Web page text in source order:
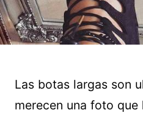
Las botas largas son
merecen una foto